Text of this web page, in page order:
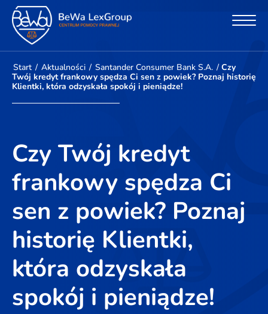
Start / Aktualności / Santander Consumer Bank S.A. / Czy
Twój kredyt frankowy spędza Ci sen z powiek? Poznaj historię
Klientki, która odzyskała spokój i pieniądze!
Czy Twój kredyt
frankowy spędza Ci
sen z powiek? Poznaj
historię Klientki,
która odzyskała
spokój i pieniądze!